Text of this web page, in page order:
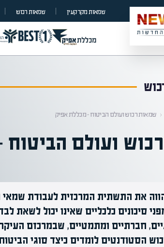
שמאות מקרקעין שמאות רכוש
‹ שמאות רכוש ועולם הביטוח – מכללת אפיק
ועולם הביטוח
את התשתית המרכזית לעבודת
סיכונים כלכליים שאינו יכול לשאת
חברתיים ומתמטיים, שבמרכזם
הסטודנטים לומדים כיצד סוגי